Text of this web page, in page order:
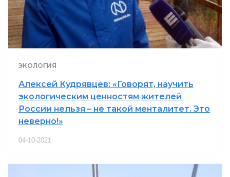
ЭКОЛОГИЯ
Алексей Кудрявцев: «Говорят, научить
экологическим ценностям жителей
России нельзя – не такой менталитет. Это
неверно!»
04-10-2021